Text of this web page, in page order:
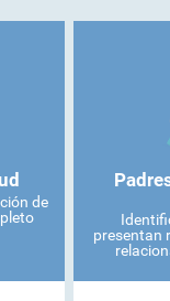
de
presentan